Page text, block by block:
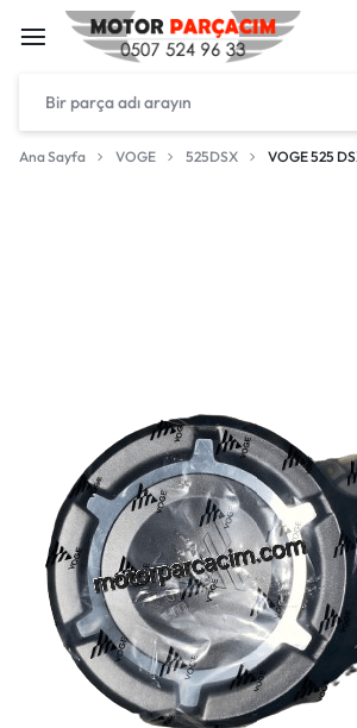
Ana Sayfa VOGE 525DSX VOGE 525